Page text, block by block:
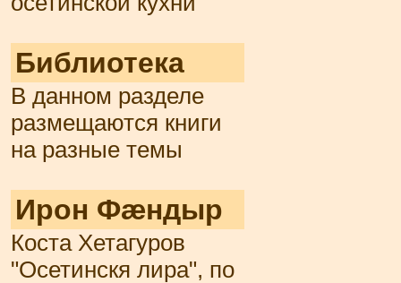
Библиотека
В данном разделе
размещаются книги
на разные темы
Ирон Фæндыр
Коста Хетагуров
"Осетинскя лира", по